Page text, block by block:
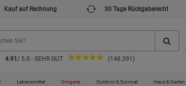
Kauf auf Rechnung 30 Tage Rückgaberecht
4.91 / 5.0 - SEHR GUT (148.391)
Lebensmittel Drogerie Outdoor & Survival Haus & Garten